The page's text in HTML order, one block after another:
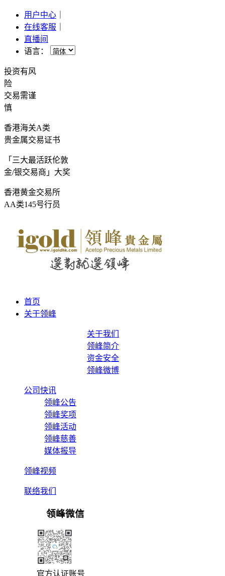
用户中心
在线客服
直播间
语言：
投资有风
险
交易需谨
慎
香港海关A类
贵金属交易证书
「三大最活跃伦敦
金/银交易商」大奖
香港黄金交易所
AA类145号行员
首页
关于领峰
关于我们
领峰简介
资金安全
领峰微博
公司快讯
领峰公告
领峰奖项
领峰活动
领峰慈善
媒体报导
领峰视频
联络我们
领峰微信
官方认证账号